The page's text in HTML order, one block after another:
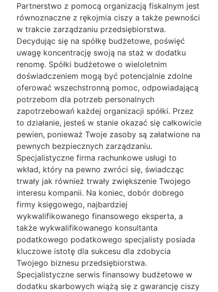
Partnerstwo z pomocą organizacją fiskalnym jest
równoznaczne z rękojmia ciszy a także pewności
w trakcie zarządzaniu przedsiębiorstwa.
Decydując się na spółkę budżetowe, poświęć
uwagę koncentrację swoją na staż w dodatku
renomę. Spółki budżetowe o wieloletnim
doświadczeniem mogą być potencjalnie zdolne
oferować wszechstronną pomoc, odpowiadającą
potrzebom dla potrzeb personalnych
zapotrzebowań każdej organizacji spółki. Przez
to działanie, jesteś w stanie okazać się całkowicie
pewien, ponieważ Twoje zasoby są załatwione na
pewnych bezpiecznych zarządzaniu.
Specjalistyczne firma rachunkowe usługi to
wkład, który na pewno zwróci się, świadcząc
trwały jak również trwały zwiększenie Twojego
interesu kompanii. Na koniec, dobór dobrego
firmy księgowego, najbardziej
wykwalifikowanego finansowego eksperta, a
także wykwalifikowanego konsultanta
podatkowego podatkowego specjalisty posiada
kluczowe istotę dla sukcesu dla zdobycia
Twojego biznesu przedsiębiorstwa.
Specjalistyczne serwis finansowy budżetowe w
dodatku skarbowych wiążą się z gwarancję ciszy